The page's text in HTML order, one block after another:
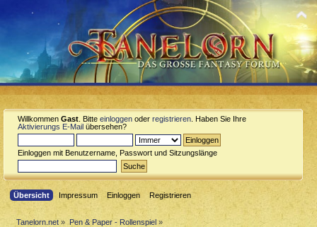
Willkommen Gast . Bitte einloggen oder registrieren . Haben Sie Ihre
Aktivierungs E-Mail übersehen?
Einloggen mit Benutzername, Passwort und Sitzungslänge
Übersicht Impressum Einloggen Registrieren
Tanelorn.net » Pen & Paper - Rollenspiel»